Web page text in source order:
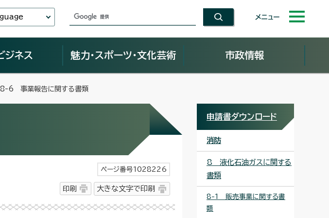
メニュー
ジネス 魅力・スポーツ・文化芸術 市政情報
6 事業報告に関する書類
ページ番号1028226
印刷 大きな文字で印刷
申請書ダウンロード
消防
8 液化石油ガスに関する
書類
8-1 販売事業に関する書
類